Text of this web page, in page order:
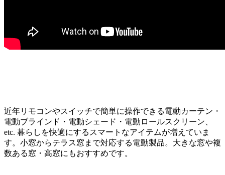
近年リモコンやスイッチで簡単に操作できる電動カーテン・
電動ブラインド・電動シェード・電動ロールスクリーン、
etc. 暮らしを快適にするスマートなアイテムが増えていま
す。小窓からテラス窓まで対応する電動製品。大きな窓や複
数ある窓・高窓にもおすすめです。